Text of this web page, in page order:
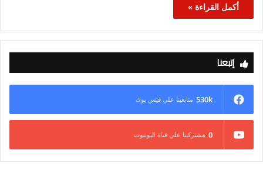
أكمل القراءة »
إتبعنا
530k متابعينا علي فيس بوك
0 مشتركينا علي قناة اليوتيوب